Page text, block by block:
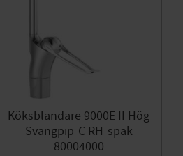
Köksblandare 9000E II Hög
Svängpip-C RH-spak
80004000